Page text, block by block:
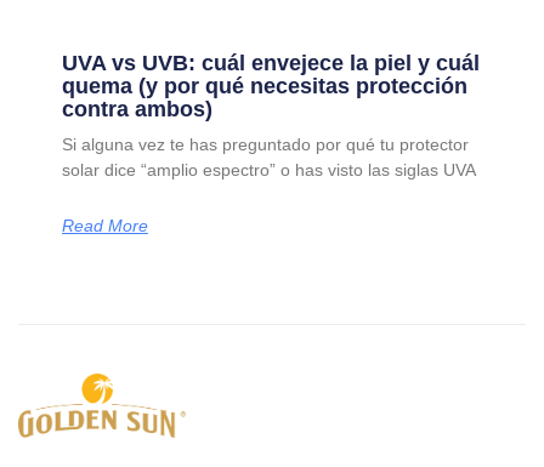
UVA vs UVB: cuál envejece la piel y cuál
quema (y por qué necesitas protección
contra ambos)
Si alguna vez te has preguntado por qué tu protector
solar dice “amplio espectro” o has visto las siglas UVA
Read More